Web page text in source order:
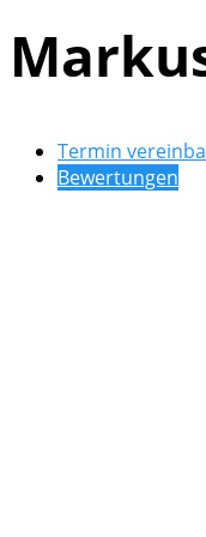
Termin
Bewertungen